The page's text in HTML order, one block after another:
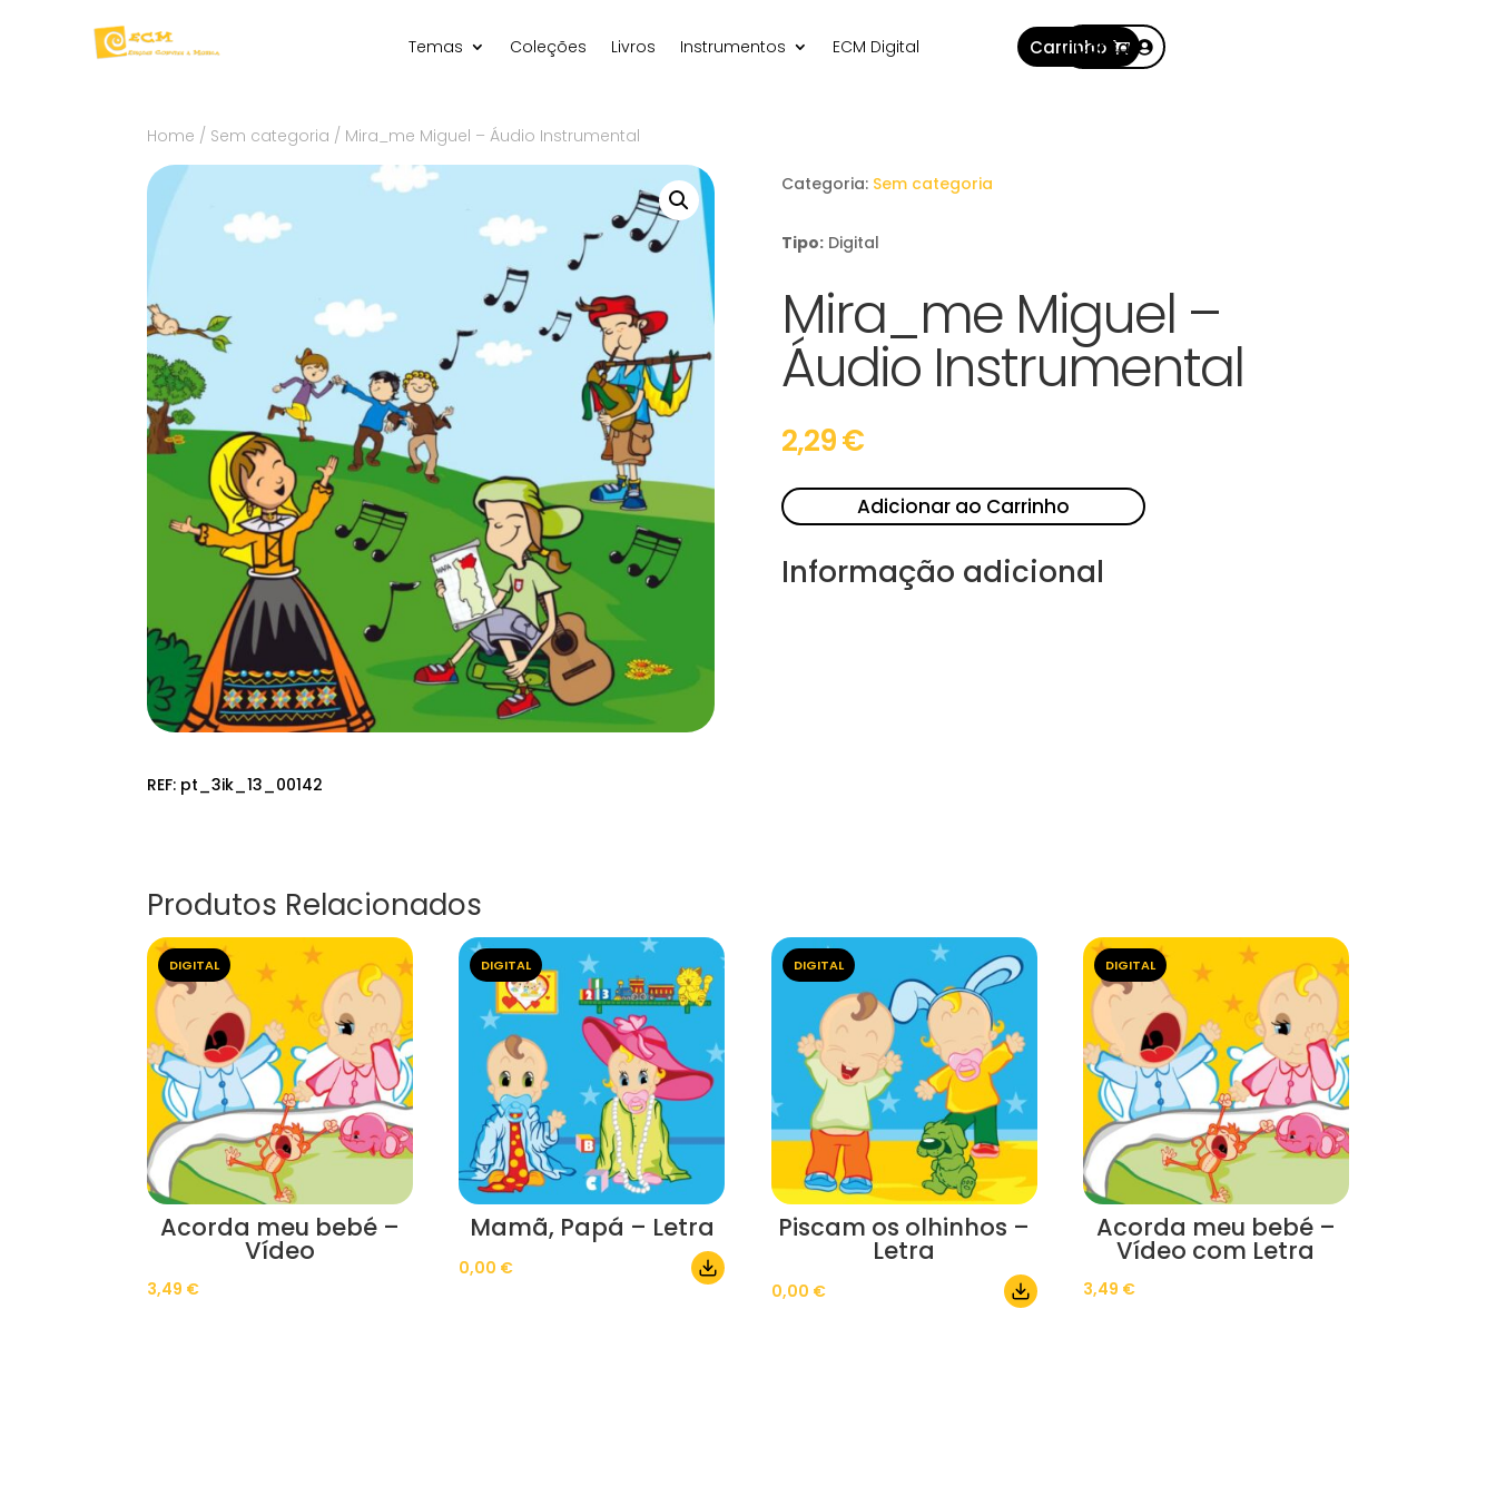
Temas Coleções Livros Instrumentos ECM Digital Carrinho
Conta
Home / Sem categoria / Mira_me Miguel – Áudio Instrumental
REF: pt_3ik_13_00142
Categoria: Sem categoria
Tipo: Digital
Mira_me Miguel –
Áudio Instrumental
2,29€
Adicionar ao Carrinho
Informação adicional
Produtos Relacionados
DIGITAL
Acorda meu bebé –
Vídeo
3,49 €
DIGITAL
Mamã, Papá – Letra
0,00 €
DIGITAL
Piscam os olhinhos –
Letra
0,00 €
DIGITAL
Acorda meu bebé –
Vídeo com Letra
3,49 €